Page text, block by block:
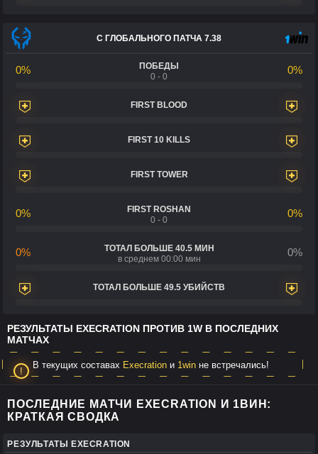
С ГЛОБАЛЬНОГО ПАТЧА 7.38
0%
ПОБЕДЫ
0 - 0
0%
FIRST BLOOD
FIRST 10 KILLS
FIRST TOWER
0%
FIRST ROSHAN
0 - 0
0%
0%
ТОТАЛ БОЛЬШЕ 40.5 МИН
в среднем 00:00 мин
0%
ТОТАЛ БОЛЬШЕ 49.5 УБИЙСТВ
РЕЗУЛЬТАТЫ EXECRATION ПРОТИВ 1W В ПОСЛЕДНИХ
МАТЧАХ
В текущих составах Execration и 1win не встречались!
ПОСЛЕДНИЕ МАТЧИ EXECRATION И 1ВИН:
КРАТКАЯ СВОДКА
РЕЗУЛЬТАТЫ EXECRATION